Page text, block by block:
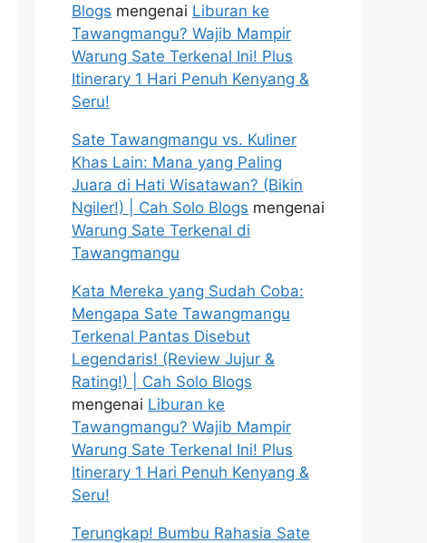
Blogs mengenai Liburan ke
Tawangmangu? Wajib Mampir
Warung Sate Terkenal Ini! Plus
Itinerary 1 Hari Penuh Kenyang &
Seru!
Sate Tawangmangu vs. Kuliner
Khas Lain: Mana yang Paling
Juara di Hati Wisatawan? (Bikin
Ngiler!) | Cah Solo Blogs mengenai
Warung Sate Terkenal di
Tawangmangu
Kata Mereka yang Sudah Coba:
Mengapa Sate Tawangmangu
Terkenal Pantas Disebut
Legendaris! (Review Jujur &
Rating!) | Cah Solo Blogs
mengenai Liburan ke
Tawangmangu? Wajib Mampir
Warung Sate Terkenal Ini! Plus
Itinerary 1 Hari Penuh Kenyang &
Seru!
Terungkap! Bumbu Rahasia Sate